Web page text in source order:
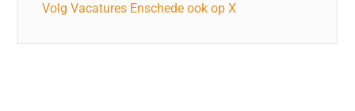
Volg Vacatures Enschede ook op X